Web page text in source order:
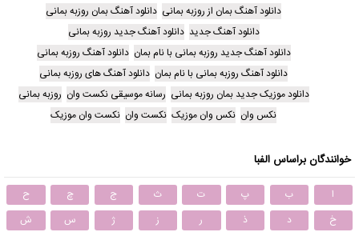
دانلود آهنگ بمان از روزبه بمانی دانلود آهنگ بمان روزبه بمانی
دانلود آهنگ جدید دانلود آهنگ جدید روزبه بمانی
دانلود آهنگ جدید روزبه بمانی با نام بمان دانلود آهنگ روزبه بمانی
دانلود آهنگ روزبه بمانی با نام بمان دانلود آهنگ های روزبه بمانی
دانلود موزیک جدید بمان روزبه بمانی رسانه موسیقی نکست وان روزبه بمانی
نکس وان نکس وان موزیک نکست وان نکست وان موزیک
خوانندگان براساس الفبا
ا ب پ ت ث ج چ
ح
خ
د ذ ر ز ژ س
ش